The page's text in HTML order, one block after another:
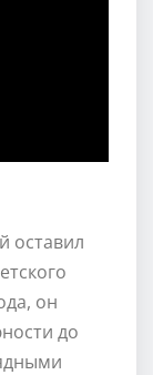
оставил
он
до